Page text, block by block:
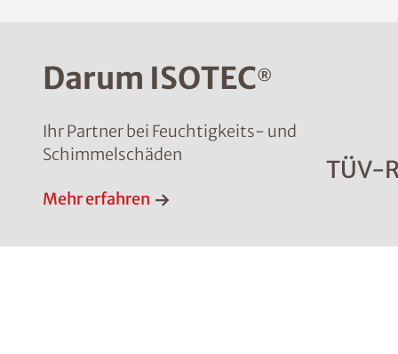
Darum ISOTEC®
Ihr Partner bei Feuchtigkeits- und
Schimmelschäden
Mehr erfahren
TÜV-